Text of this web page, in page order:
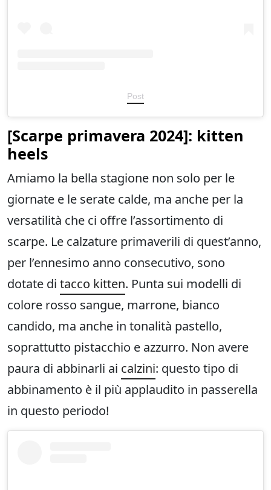
Post
[Scarpe primavera 2024]: kitten
heels
Amiamo la bella stagione non solo per le
giornate e le serate calde, ma anche per la
versatilità che ci offre l’assortimento di
scarpe. Le calzature primaverili di quest’anno,
per l’ennesimo anno consecutivo, sono
dotate di tacco kitten. Punta sui modelli di
colore rosso sangue, marrone, bianco
candido, ma anche in tonalità pastello,
soprattutto pistacchio e azzurro. Non avere
paura di abbinarli ai calzini: questo tipo di
abbinamento è il più applaudito in passerella
in questo periodo!